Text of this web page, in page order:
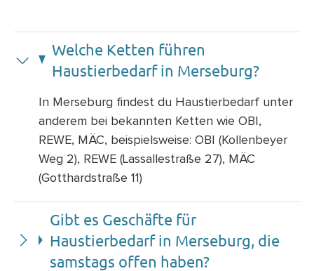
Welche Ketten führen
Haustierbedarf in Merseburg?
In Merseburg findest du Haustierbedarf unter
anderem bei bekannten Ketten wie OBI,
REWE, MÄC, beispielsweise: OBI (Kollenbeyer
Weg 2), REWE (Lassallestraße 27), MÄC
(Gotthardstraße 11)
Gibt es Geschäfte für
Haustierbedarf in Merseburg, die
samstags offen haben?